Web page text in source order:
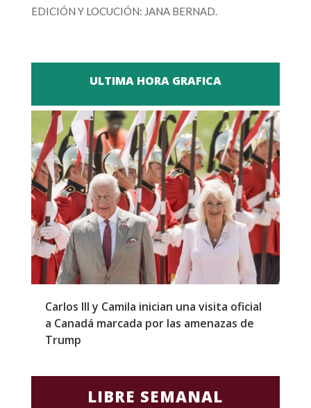
EDICIÓN Y LOCUCIÓN: JANA BERNAD.
ULTIMA HORA GRAFICA
Carlos III y Camila inician una visita oficial
a Canadá marcada por las amenazas de
Trump
LIBRE SEMANAL